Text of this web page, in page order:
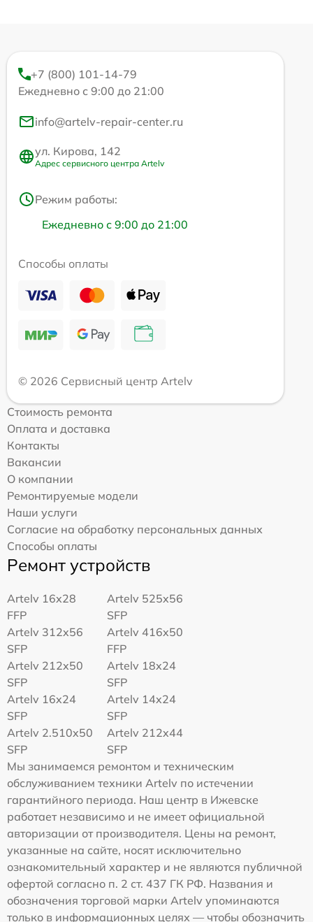
+7 (800) 101-14-79
Ежедневно с 9:00 до 21:00
info@artelv-repair-center.ru
ул. Кирова, 142
Адрес сервисного центра Artelv
Режим работы:
Ежедневно с 9:00 до 21:00
Способы оплаты
© 2026 Сервисный центр Artelv
Стоимость ремонта
Оплата и доставка
Контакты
Вакансии
О компании
Ремонтируемые модели
Наши услуги
Согласие на обработку персональных данных
Способы оплаты
Ремонт устройств
Artelv 16x28
FFP
Artelv 525x56
SFP
Artelv 312x56
SFP
Artelv 416x50
FFP
Artelv 212x50
SFP
Artelv 18x24
SFP
Artelv 16x24
SFP
Artelv 14x24
SFP
Artelv 2.510x50
SFP
Artelv 212x44
SFP
Мы занимаемся ремонтом и техническим
обслуживанием техники Artelv по истечении
гарантийного периода. Наш центр в Ижевске
работает независимо и не имеет официальной
авторизации от производителя. Цены на ремонт,
указанные на сайте, носят исключительно
ознакомительный характер и не являются публичной
офертой согласно п. 2 ст. 437 ГК РФ. Названия и
обозначения торговой марки Artelv упоминаются
только в информационных целях — чтобы обозначить